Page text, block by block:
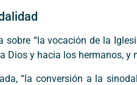
sobre “la vocación de la
Dios y hacia los hermanos, y
“la conversión a la